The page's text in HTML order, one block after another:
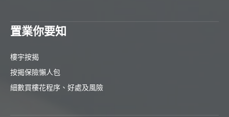
置業你要知
樓宇按揭
按揭保險懶人包
細數買樓花程序、好處及風險